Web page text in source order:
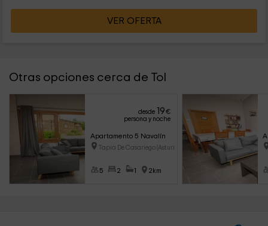
VER OFERTA
Otras opciones cerca de Tol
desde 19€
persona y noche
Apartamento 5 Navalín
Tapia De Casariego (Asturias)
5 2 1 2km